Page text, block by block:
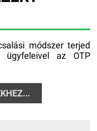
módszer terjed
ügyfeleivel az OTP